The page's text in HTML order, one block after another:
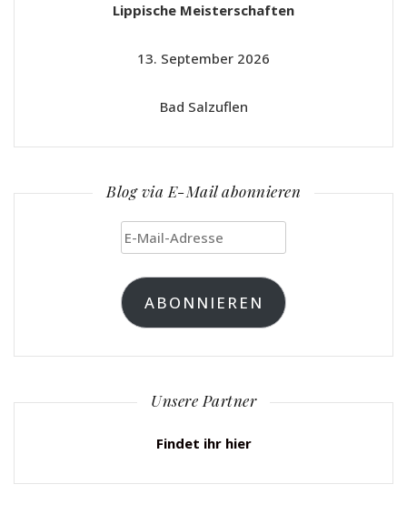
Lippische Meisterschaften
13. September 2026
Bad Salzuflen
Blog via E-Mail abonnieren
E-
Mail-
Adresse
ABONNIEREN
Unsere Partner
Findet ihr hier